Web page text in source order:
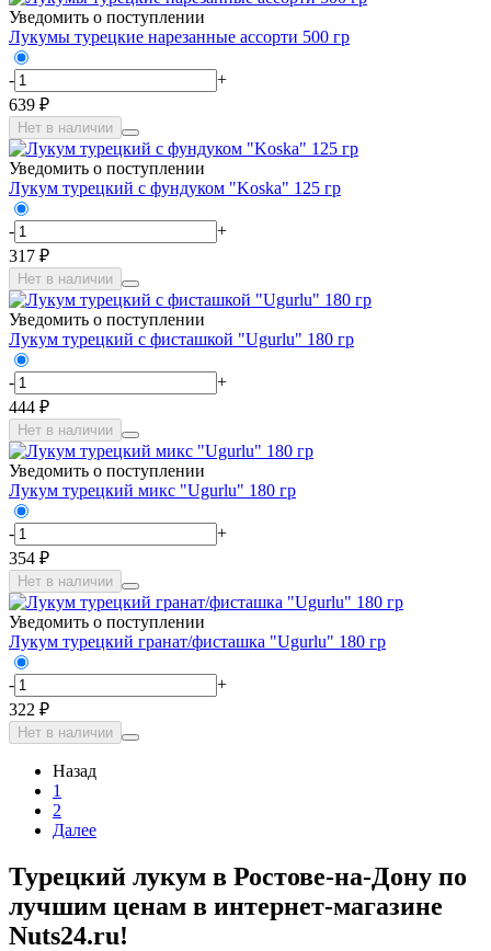
Уведомить о поступлении
Лукумы турецкие нарезанные ассорти 500 гр
-
+
639 ₽
Нет в наличии
Уведомить о поступлении
Лукум турецкий с фундуком "Koska" 125 гр
-
+
317 ₽
Нет в наличии
Уведомить о поступлении
Лукум турецкий с фисташкой "Ugurlu" 180 гр
-
+
444 ₽
Нет в наличии
Уведомить о поступлении
Лукум турецкий микс "Ugurlu" 180 гр
-
+
354 ₽
Нет в наличии
Уведомить о поступлении
Лукум турецкий гранат/фисташка "Ugurlu" 180 гр
-
+
322 ₽
Нет в наличии
Назад
1
2
Далее
Турецкий лукум в Ростове-на-Дону по
лучшим ценам в интернет-магазине
Nuts24.ru!